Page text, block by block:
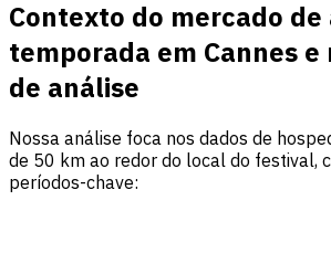
Contexto do mercado
temporada em Cannes
de análise
Nossa análise foca nos dados de
de 50 km ao redor do local do festival,
períodos-chave: